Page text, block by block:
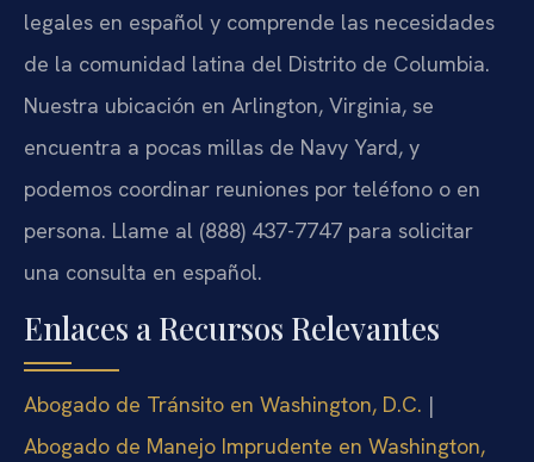
legales en español y comprende las necesidades
de la comunidad latina del Distrito de Columbia.
Nuestra ubicación en Arlington, Virginia, se
encuentra a pocas millas de Navy Yard, y
podemos coordinar reuniones por teléfono o en
persona. Llame al (888) 437-7747 para solicitar
una consulta en español.
Enlaces a Recursos Relevantes
Abogado de Tránsito en Washington, D.C. |
Abogado de Manejo Imprudente en Washington,